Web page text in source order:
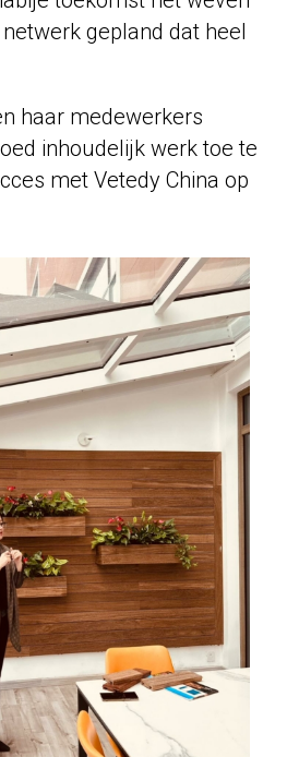
gepland dat heel
haar medewerkers
inhoudelijk werk toe te
met Vetedy China op